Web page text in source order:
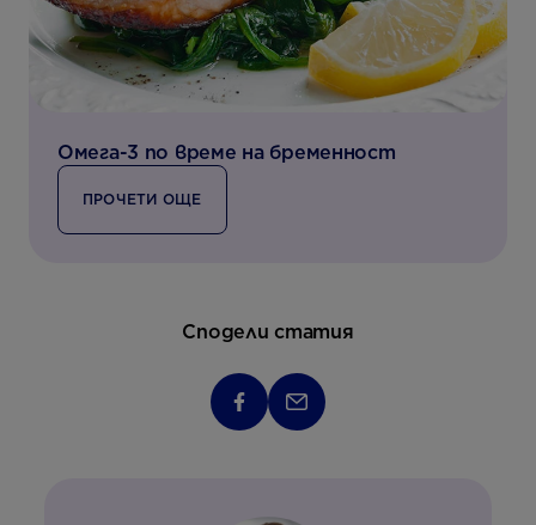
Oмега-3 по време на бременност
ПРОЧЕТИ ОЩЕ
Сподели статия